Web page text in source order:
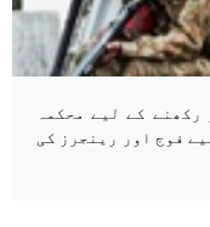
رکھنے کے لیے محکمہ
فوج اور رینجرز کی